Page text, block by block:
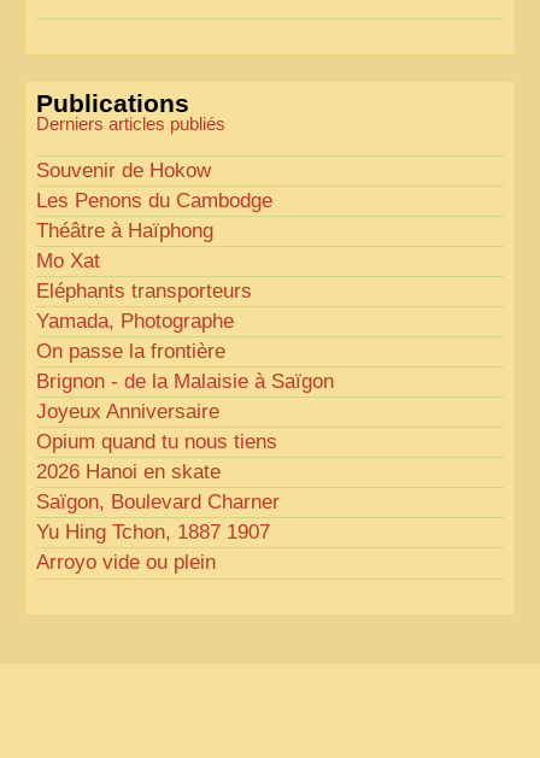
« Comme tout bon collectionneur le sait, la
perfection est un idéal… mais nous y travaillons
Publications
Derniers articles publiés
Souvenir de Hokow
Les Penons du Cambodge
Théâtre à Haïphong
Mo Xat
Eléphants transporteurs
Yamada, Photographe
On passe la frontière
Brignon - de la Malaisie à Saïgon
Joyeux Anniversaire
Opium quand tu nous tiens
2026 Hanoi en skate
Saïgon, Boulevard Charner
Yu Hing Tchon, 1887 1907
Arroyo vide ou plein